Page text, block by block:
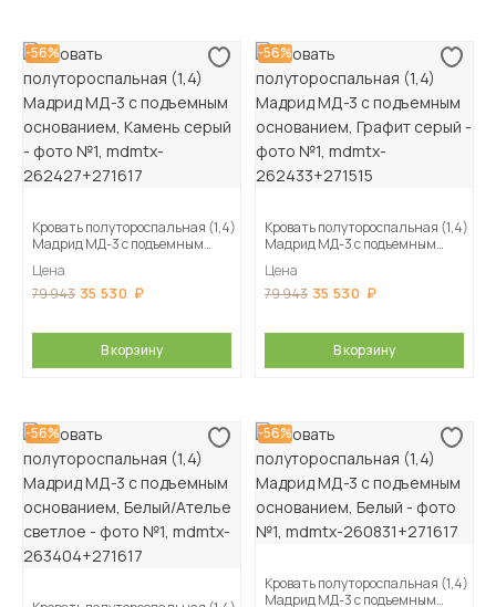
-56%
Кровать полутороспальная (1,4)
Мадрид МД-3 с подъемным
Цена
79 943 35 530
В корзину
-56%
Кровать полутороспальная (1,4)
Мадрид МД-3 с подъемным
Цена
79 943 35 530
В корзину
-56% -56%
Кровать полутороспальная (1,4)
Мадрид МД-3 с подъемным